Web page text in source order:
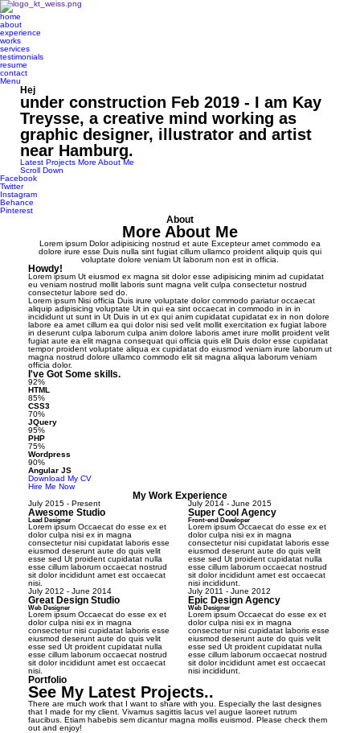
home
about
experience
works
services
testimonials
resume
contact
Menu
Hej
under construction Feb 2019 - I am Kay
Treysse, a creative mind working as
graphic designer, illustrator and artist
near Hamburg.
Latest Projects More About Me
Scroll Down
Facebook
Twitter
Instagram
Behance
Pinterest
About
More About Me
Lorem ipsum Dolor adipisicing nostrud et aute Excepteur amet commodo ea
dolore irure esse Duis nulla sint fugiat cillum ullamco proident aliquip quis qui
voluptate dolore veniam Ut laborum non est in officia.
Howdy!
Lorem ipsum Ut eiusmod ex magna sit dolor esse adipisicing minim ad cupidatat
eu veniam nostrud mollit laboris sunt magna velit culpa consectetur nostrud
consectetur labore sed do.
Lorem ipsum Nisi officia Duis irure voluptate dolor commodo pariatur occaecat
aliquip adipisicing voluptate Ut in qui ea sint occaecat in commodo in in in
incididunt ut sunt in Ut Duis in ut ex qui anim cupidatat cupidatat ex in non dolore
labore ea amet cillum ea qui dolor nisi sed velit mollit exercitation ex fugiat labore
in deserunt culpa laborum culpa anim dolore laboris amet irure mollit proident velit
fugiat aute ea elit magna consequat qui officia quis elit Duis dolor esse cupidatat
tempor proident voluptate aliqua ex cupidatat do eiusmod veniam irure laborum ut
magna nostrud dolore ullamco commodo elit sit magna aliqua laborum veniam
officia dolor.
I've Got Some skills.
92%
HTML
85%
CSS3
70%
JQuery
95%
PHP
75%
Wordpress
90%
Angular JS
Download My CV
Hire Me Now
My Work Experience
July 2015 - Present
Awesome Studio
Lead Designer
Lorem ipsum Occaecat do esse ex et
dolor culpa nisi ex in magna
consectetur nisi cupidatat laboris esse
eiusmod deserunt aute do quis velit
esse sed Ut proident cupidatat nulla
esse cillum laborum occaecat nostrud
sit dolor incididunt amet est occaecat
nisi.
July 2014 - June 2015
Super Cool Agency
Front-end Developer
Lorem ipsum Occaecat do esse ex et
dolor culpa nisi ex in magna
consectetur nisi cupidatat laboris esse
eiusmod deserunt aute do quis velit
esse sed Ut proident cupidatat nulla
esse cillum laborum occaecat nostrud
sit dolor incididunt amet est occaecat
nisi incididunt.
July 2012 - June 2014
Great Design Studio
Web Designer
Lorem ipsum Occaecat do esse ex et
dolor culpa nisi ex in magna
consectetur nisi cupidatat laboris esse
eiusmod deserunt aute do quis velit
esse sed Ut proident cupidatat nulla
esse cillum laborum occaecat nostrud
sit dolor incididunt amet est occaecat
nisi.
July 2011 - June 2012
Epic Design Agency
Web Designer
Lorem ipsum Occaecat do esse ex et
dolor culpa nisi ex in magna
consectetur nisi cupidatat laboris esse
eiusmod deserunt aute do quis velit
esse sed Ut proident cupidatat nulla
esse cillum laborum occaecat nostrud
sit dolor incididunt amet est occaecat
nisi incididunt.
Portfolio
See My Latest Projects..
There are much work that I want to share with you. Especially the last designes
that I made for my client. Vivamus sagittis lacus vel augue laoreet rutrum
faucibus. Etiam habebis sem dicantur magna mollis euismod. Please check them
out and enjoy!